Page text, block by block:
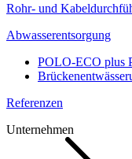
Rohr- und
Abwasserentsorgung
POLO-ECO plus
Referenzen
Unternehmen